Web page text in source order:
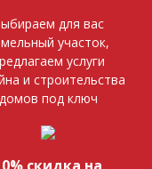
для вас
участок,
услуги
и строительства
домов под ключ